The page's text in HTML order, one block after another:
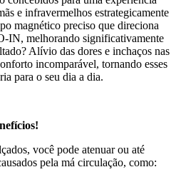
e infravermelhos estrategicamente
magnético preciso que direciona
IN, melhorando significativamente
Alívio das dores e inchaços nas
incomparável, tornando esses
para o seu dia a dia.
você pode atenuar ou até
pela má circulação, como: